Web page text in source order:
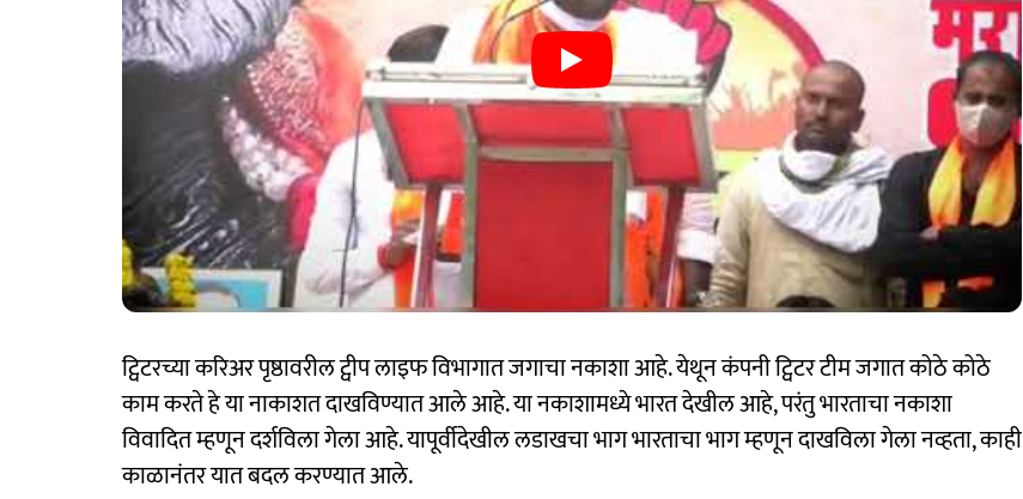
ट्विटरच्या करिअर पृष्ठावरील ट्वीप लाइफ विभागात जगाचा नकाशा आहे. येथून कंपनी ट्विटर टीम जगात कोठे कोठे
काम करते हे या नाकाशत दाखविण्यात आले आहे. या नकाशामध्ये भारत देखील आहे, परंतु भारताचा नकाशा
विवादित म्हणून दर्शविला गेला आहे. यापूर्वीदेखील लडाखचा भाग भारताचा भाग म्हणून दाखविला गेला नव्हता, काही
काळानंतर यात बदल करण्यात आले.